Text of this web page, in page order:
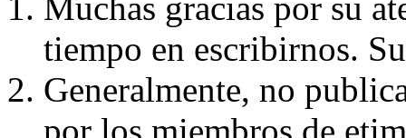
Muchas gracias por su
tiempo en escribirnos.
Generalmente, no